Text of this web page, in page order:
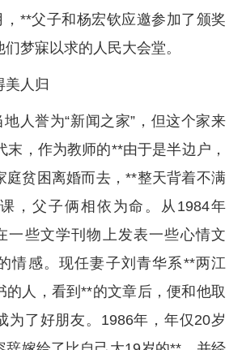
**父子和杨宏钦应邀参加了颁奖
梦寐以求的人民大会堂。
美人归
人誉为“新闻之家”，但这个家来
末，作为教师的**由于是半边户，
庭贫困离婚而去，**整天背着不满
，父子俩相依为命。从1984年
一些文学刊物上发表一些心情文
情感。现任妻子刘青华系**两江
的人，看到**的文章后，便和他取
为了好朋友。1986年，年仅20岁